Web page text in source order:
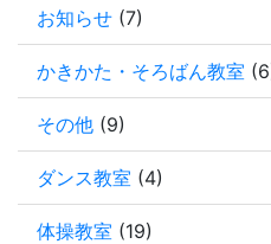
お知らせ (7)
かきかた・そろばん教室
その他 (9)
ダンス教室 (4)
体操教室 (19)